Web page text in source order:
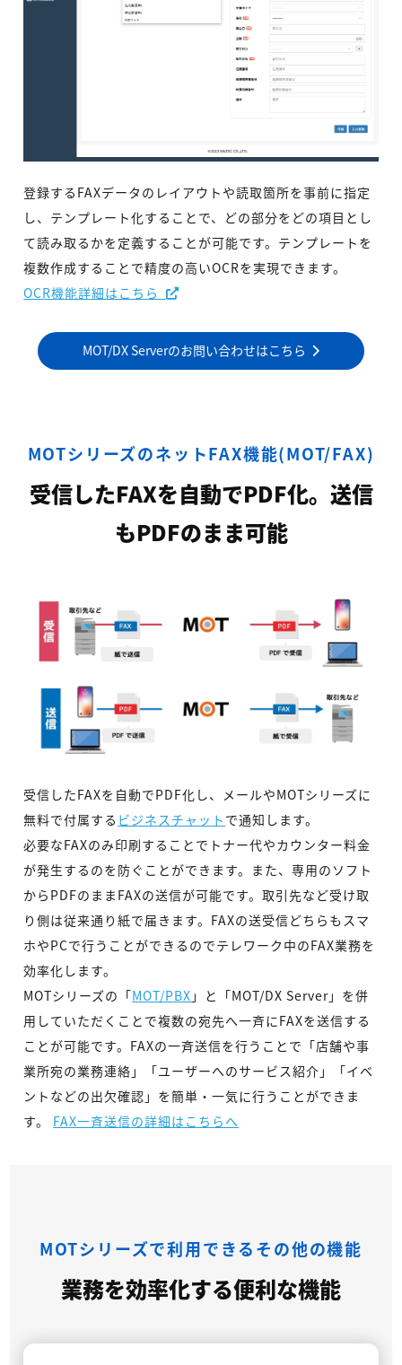
登録するFAXデータのレイアウトや読取箇所を事前に指定
し、テンプレート化することで、どの部分をどの項目とし
て読み取るかを定義することが可能です。テンプレートを
複数作成することで精度の高いOCRを実現できます。
OCR機能詳細はこちら
MOT/DX Serverのお問い合わせはこちら
MOTシリーズのネットFAX機能(MOT/FAX)
受信したFAXを自動でPDF化。送信
もPDFのまま可能
受信したFAXを自動でPDF化し、メールやMOTシリーズに
無料で付属する ビジネスチャット で通知します。
必要なFAXのみ印刷することでトナー代やカウンター料金
が発生するのを防ぐことができます。また、専用のソフト
からPDFのままFAXの送信が可能です。取引先など受け取
り側は従来通り紙で届きます。FAXの送受信どちらもスマ
ホやPCで行うことができるのでテレワーク中のFAX業務を
効率化します。
MOTシリーズの「MOT/PBX 」と「MOT/DX Server」を併
用していただくことで複数の宛先へ一斉にFAXを送信する
ことが可能です。FAXの一斉送信を行うことで「店舗や事
業所宛の業務連絡」「ユーザーへのサービス紹介」「イベ
ントなどの出欠確認」を簡単・一気に行うことができま
す。 FAX一斉送信の詳細はこちらへ
MOTシリーズで利用できるその他の機能
業務を効率化する便利な機能